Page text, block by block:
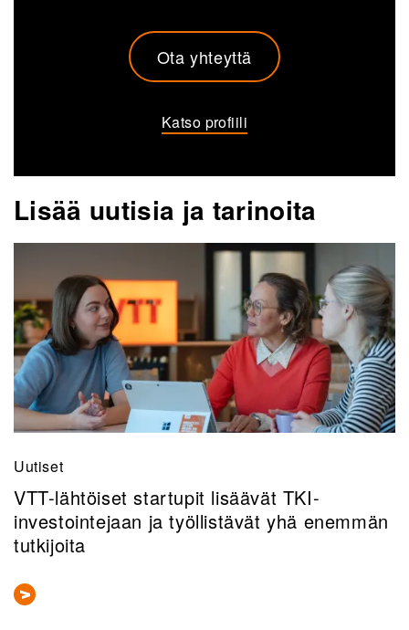
Ota yhteyttä
Katso profiili
Lisää uutisia ja tarinoita
Uutiset
VTT-lähtöiset startupit lisäävät TKI-
investointejaan ja työllistävät yhä enemmän
tutkijoita